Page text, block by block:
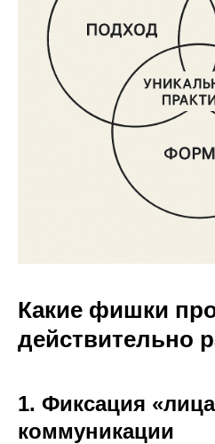
Какие фишки
действительно
1. Фиксация
коммуникации